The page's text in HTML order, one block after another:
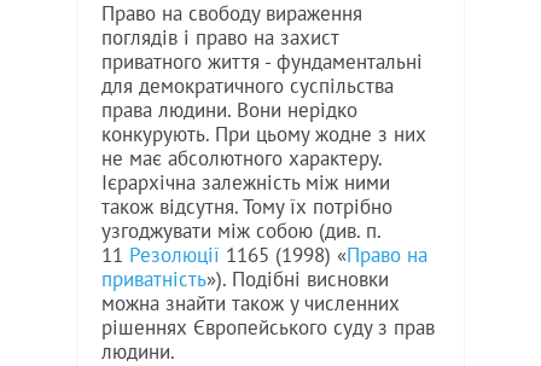
Право на свободу вираження
поглядів і право на захист
приватного життя - фундаментальні
для демократичного суспільства
права людини. Вони нерідко
конкурують. При цьому жодне з них
не має абсолютного характеру.
Ієрархічна залежність між ними
також відсутня. Тому їх потрібно
узгоджувати між собою (див. п.
11 Резолюції 1165 (1998) «Право на
приватність»). Подібні висновки
можна знайти також у численних
рішеннях Європейського суду з прав
людини.